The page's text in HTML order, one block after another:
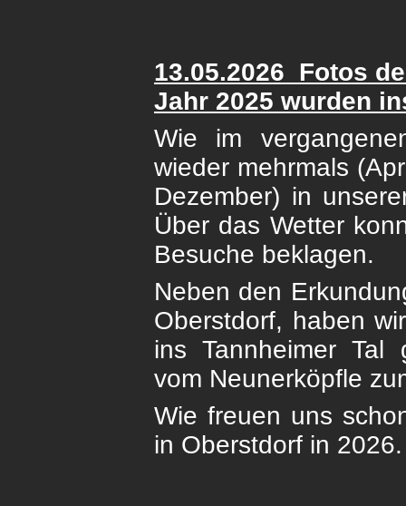
13.05.2026 Fotos
Jahr 2025 wurden
Wie im
wieder mehrmals
Dezember) in
Über das Wetter
Besuche beklagen.
Neben den
Oberstdorf, haben
ins Tannheimer Tal
vom Neunerköpfle
Wie freuen uns
in Oberstdorf in 2026.